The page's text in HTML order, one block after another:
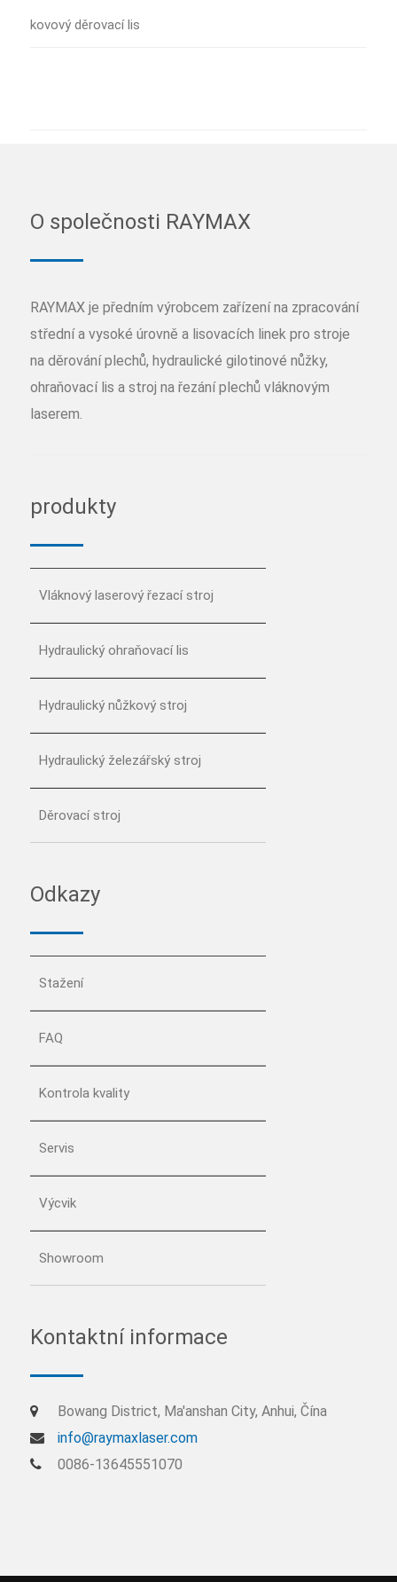
kovový děrovací lis
O společnosti RAYMAX
RAYMAX je předním výrobcem zařízení na zpracování
střední a vysoké úrovně a lisovacích linek pro stroje
na děrování plechů, hydraulické gilotinové nůžky,
ohraňovací lis a stroj na řezání plechů vláknovým
laserem.
produkty
Vláknový laserový řezací stroj
Hydraulický ohraňovací lis
Hydraulický nůžkový stroj
Hydraulický železářský stroj
Děrovací stroj
Odkazy
Stažení
FAQ
Kontrola kvality
Servis
Výcvik
Showroom
Kontaktní informace
Bowang District, Ma'anshan City, Anhui, Čína
info@raymaxlaser.com
0086-13645551070